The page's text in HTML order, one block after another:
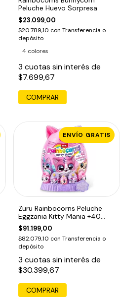
Peluche Huevo Sorpresa
$23.099,00
$20.789,10 con Transferencia o
depósito
4 colores
3 cuotas sin interés de
$7.699,67
COMPRAR
ENVÍO GRATIS
Zuru Rainbocorns Peluche
Eggzania Kitty Mania +40
Sorpresas Rosa
$91.199,00
$82.079,10 con Transferencia o
depósito
3 cuotas sin interés de
$30.399,67